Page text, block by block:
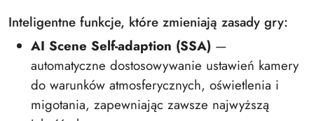
Inteligentne funkcje, które zmieniają zasady gry:
AI Scene Self-adaption (SSA) —
automatyczne dostosowywanie ustawień kamery
do warunków atmosferycznych, oświetlenia i
migotania, zapewniając zawsze najwyższą